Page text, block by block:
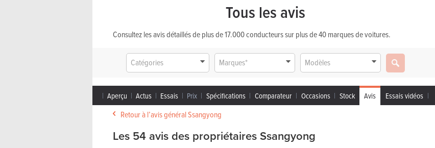
Tous les avis
Consultez les avis détaillés de plus de 17.000 conducteurs sur plus de 40 marques de voitures.
Catégories Marques* Modèles
Aperçu Actus Essais Prix Spécifications Comparateur Occasions Stock Avis Essais vidéos
Retour à l’avis général Ssangyong
Les 54 avis des propriétaires Ssangyong